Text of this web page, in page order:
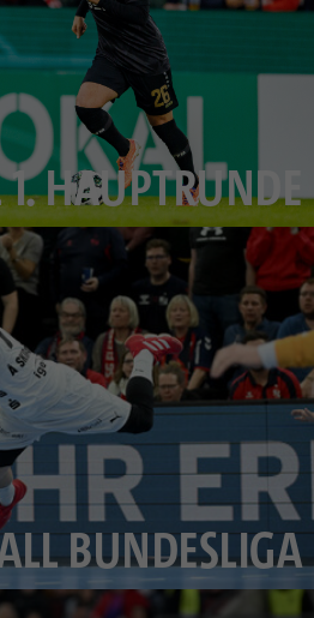
HAUPTRUNDE
BUNDESLIGA